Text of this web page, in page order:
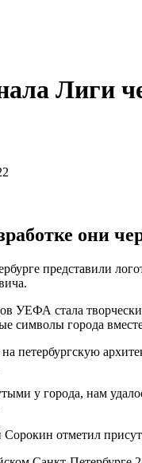
Лиги
они
представили
УЕФА стала
символы города
петербургскую
у города, нам
отметил